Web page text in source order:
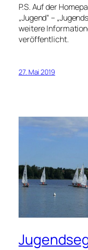
P.S. Auf der
„Jugend“ –
weitere
veröffentlicht.
27. Mai 2019